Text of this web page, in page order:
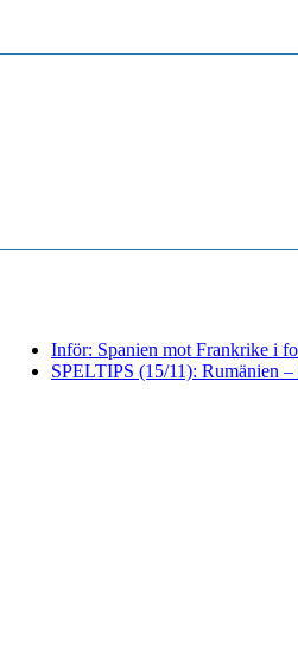
Inför: Spanien mot Frankrike i
SPELTIPS (15/11): Rumänien